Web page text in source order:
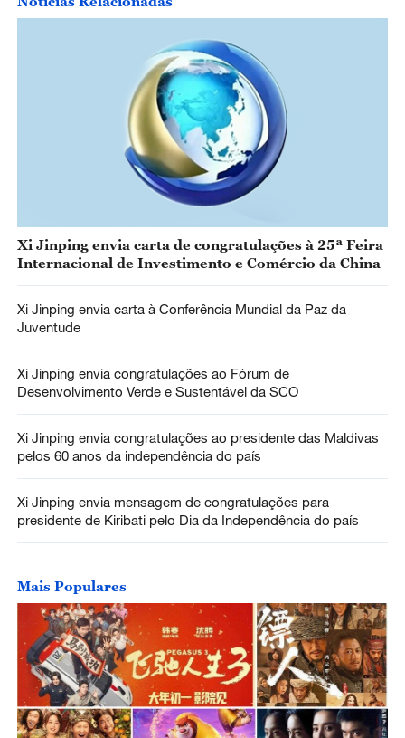
Xi Jinping envia carta de congratulações à 25ª Feira
Internacional de Investimento e Comércio da China
Xi Jinping envia carta à Conferência Mundial da Paz da
Juventude
Xi Jinping envia congratulações ao Fórum de
Desenvolvimento Verde e Sustentável da SCO
Xi Jinping envia congratulações ao presidente das Maldivas
pelos 60 anos da independência do país
Xi Jinping envia mensagem de congratulações para
presidente de Kiribati pelo Dia da Independência do país
Mais Populares